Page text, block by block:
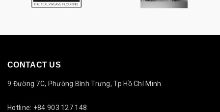
CONTACT US
9 Đường 7C, Phường Bình Trưng, Tp Hồ Chí Minh
Hotline: +84 903 127 148